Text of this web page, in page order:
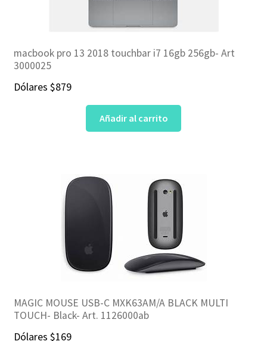
macbook pro 13 2018 touchbar i7 16gb 256gb- Art
3000025
Dólares $879
Añadir al carrito
MAGIC MOUSE USB-C MXK63AM/A BLACK MULTI
TOUCH- Black- Art. 1126000ab
Dólares $169